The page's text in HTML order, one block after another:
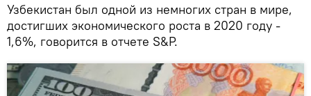
Узбекистан был одной из немногих стран в мире,
достигших экономического роста в 2020 году -
1,6%, говорится в отчете S&P.